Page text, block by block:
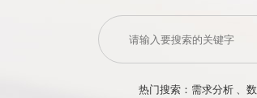
热门搜索： 需求分析 、